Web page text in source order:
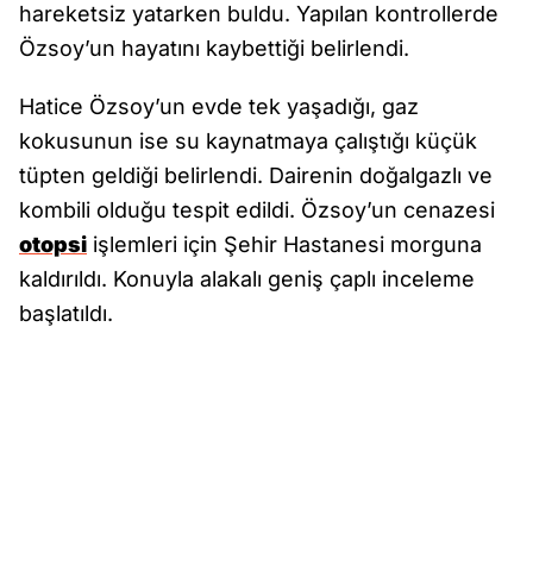
hareketsiz yatarken buldu. Yapılan kontrollerde
Özsoy’un hayatını kaybettiği belirlendi.
Hatice Özsoy’un evde tek yaşadığı, gaz
kokusunun ise su kaynatmaya çalıştığı küçük
tüpten geldiği belirlendi. Dairenin doğalgazlı ve
kombili olduğu tespit edildi. Özsoy’un cenazesi
otopsi işlemleri için Şehir Hastanesi morguna
kaldırıldı. Konuyla alakalı geniş çaplı inceleme
başlatıldı.